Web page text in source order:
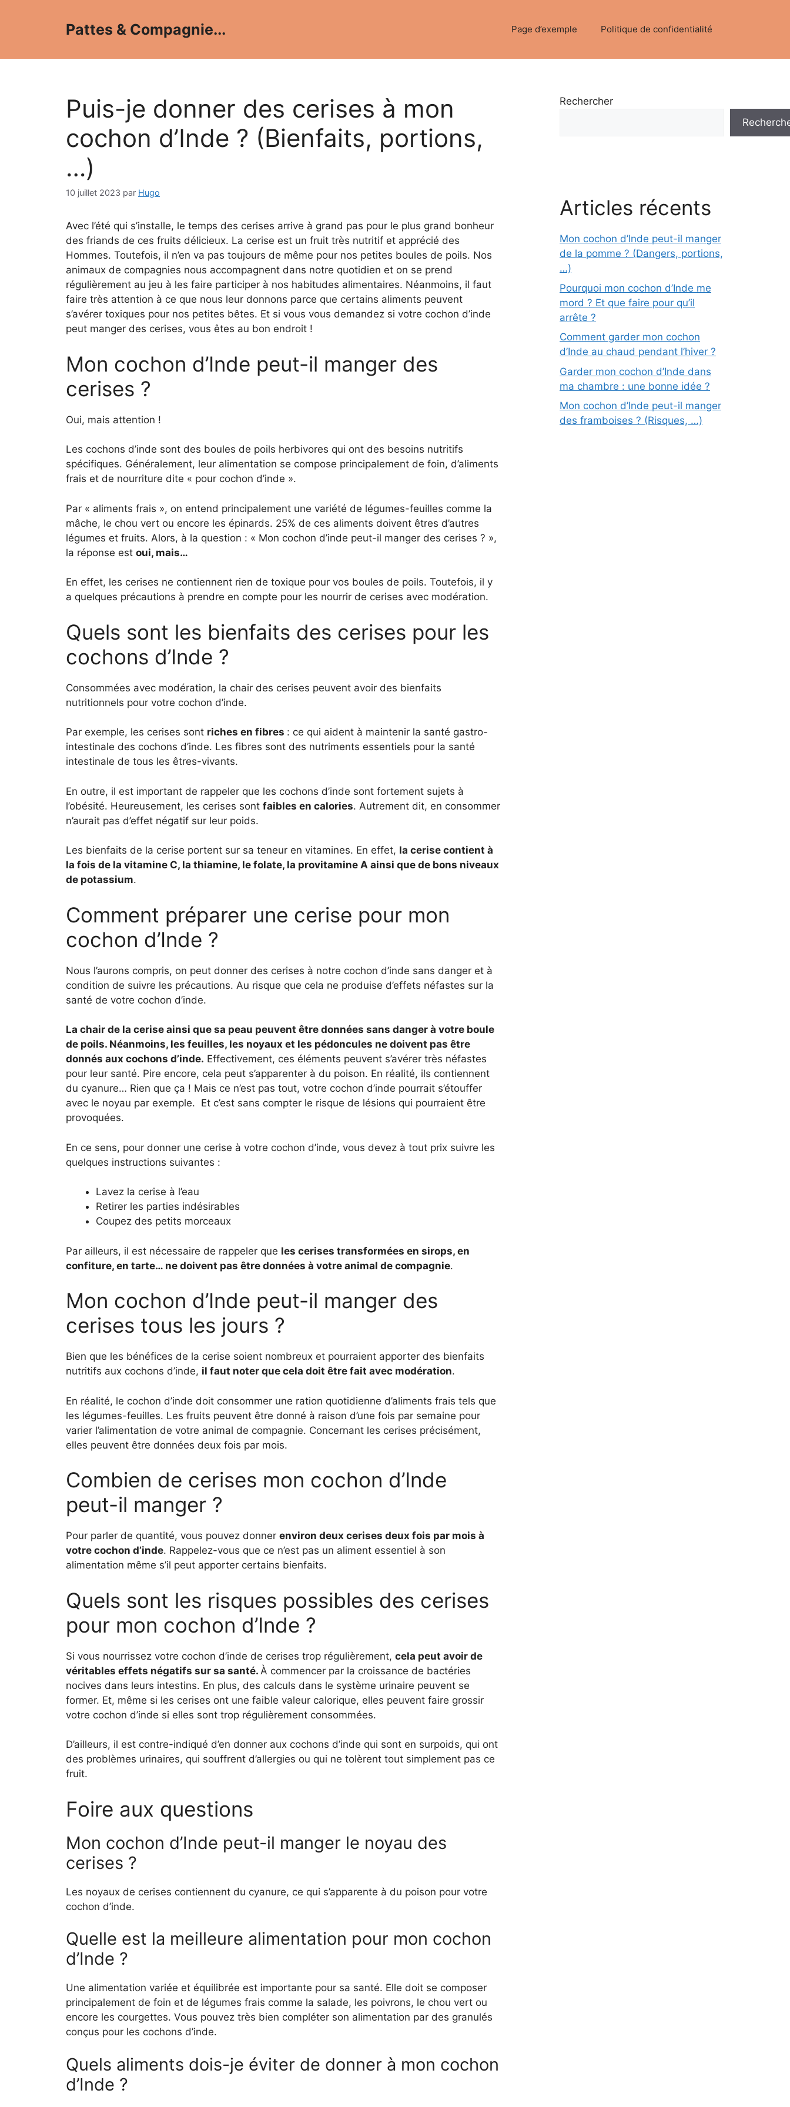
Pattes & Compagnie... Page d’exemple Politique de confidentialité
Puis-je donner des cerises à mon
cochon d’Inde ? (Bienfaits, portions,
…)
10 juillet 2023 par Hugo
Avec l’été qui s’installe, le temps des cerises arrive à grand pas pour le plus grand bonheur
des friands de ces fruits délicieux. La cerise est un fruit très nutritif et apprécié des
Hommes. Toutefois, il n’en va pas toujours de même pour nos petites boules de poils. Nos
animaux de compagnies nous accompagnent dans notre quotidien et on se prend
régulièrement au jeu à les faire participer à nos habitudes alimentaires. Néanmoins, il faut
faire très attention à ce que nous leur donnons parce que certains aliments peuvent
s’avérer toxiques pour nos petites bêtes. Et si vous vous demandez si votre cochon d’inde
peut manger des cerises, vous êtes au bon endroit !
Mon cochon d’Inde peut-il manger des
cerises ?
Oui, mais attention !
Les cochons d’inde sont des boules de poils herbivores qui ont des besoins nutritifs
spécifiques. Généralement, leur alimentation se compose principalement de foin, d’aliments
frais et de nourriture dite « pour cochon d’inde ».
Par « aliments frais », on entend principalement une variété de légumes-feuilles comme la
mâche, le chou vert ou encore les épinards. 25% de ces aliments doivent êtres d’autres
légumes et fruits. Alors, à la question : « Mon cochon d’inde peut-il manger des cerises ? »,
la réponse est oui, mais…
En effet, les cerises ne contiennent rien de toxique pour vos boules de poils. Toutefois, il y
a quelques précautions à prendre en compte pour les nourrir de cerises avec modération.
Quels sont les bienfaits des cerises pour les
cochons d’Inde ?
Consommées avec modération, la chair des cerises peuvent avoir des bienfaits
nutritionnels pour votre cochon d’inde.
Par exemple, les cerises sont riches en fibres : ce qui aident à maintenir la santé gastro-
intestinale des cochons d’inde. Les fibres sont des nutriments essentiels pour la santé
intestinale de tous les êtres-vivants.
En outre, il est important de rappeler que les cochons d’inde sont fortement sujets à
l’obésité. Heureusement, les cerises sont faibles en calories. Autrement dit, en consommer
n’aurait pas d’effet négatif sur leur poids.
Les bienfaits de la cerise portent sur sa teneur en vitamines. En effet, la cerise contient à
la fois de la vitamine C, la thiamine, le folate, la provitamine A ainsi que de bons niveaux
de potassium.
Comment préparer une cerise pour mon
cochon d’Inde ?
Nous l’aurons compris, on peut donner des cerises à notre cochon d’inde sans danger et à
condition de suivre les précautions. Au risque que cela ne produise d’effets néfastes sur la
santé de votre cochon d’inde.
La chair de la cerise ainsi que sa peau peuvent être données sans danger à votre boule
de poils. Néanmoins, les feuilles, les noyaux et les pédoncules ne doivent pas être
donnés aux cochons d’inde. Effectivement, ces éléments peuvent s’avérer très néfastes
pour leur santé. Pire encore, cela peut s’apparenter à du poison. En réalité, ils contiennent
du cyanure… Rien que ça ! Mais ce n’est pas tout, votre cochon d’inde pourrait s’étouffer
avec le noyau par exemple. Et c’est sans compter le risque de lésions qui pourraient être
provoquées.
En ce sens, pour donner une cerise à votre cochon d’inde, vous devez à tout prix suivre les
quelques instructions suivantes :
Lavez la cerise à l’eau
Retirer les parties indésirables
Coupez des petits morceaux
Par ailleurs, il est nécessaire de rappeler que les cerises transformées en sirops, en
confiture, en tarte… ne doivent pas être données à votre animal de compagnie.
Mon cochon d’Inde peut-il manger des
cerises tous les jours ?
Bien que les bénéfices de la cerise soient nombreux et pourraient apporter des bienfaits
nutritifs aux cochons d’inde, il faut noter que cela doit être fait avec modération.
En réalité, le cochon d’inde doit consommer une ration quotidienne d’aliments frais tels que
les légumes-feuilles. Les fruits peuvent être donné à raison d’une fois par semaine pour
varier l’alimentation de votre animal de compagnie. Concernant les cerises précisément,
elles peuvent être données deux fois par mois.
Combien de cerises mon cochon d’Inde
peut-il manger ?
Pour parler de quantité, vous pouvez donner environ deux cerises deux fois par mois à
votre cochon d’inde. Rappelez-vous que ce n’est pas un aliment essentiel à son
alimentation même s’il peut apporter certains bienfaits.
Quels sont les risques possibles des cerises
pour mon cochon d’Inde ?
Si vous nourrissez votre cochon d’inde de cerises trop régulièrement, cela peut avoir de
véritables effets négatifs sur sa santé. À commencer par la croissance de bactéries
nocives dans leurs intestins. En plus, des calculs dans le système urinaire peuvent se
former. Et, même si les cerises ont une faible valeur calorique, elles peuvent faire grossir
votre cochon d’inde si elles sont trop régulièrement consommées.
D’ailleurs, il est contre-indiqué d’en donner aux cochons d’inde qui sont en surpoids, qui ont
des problèmes urinaires, qui souffrent d’allergies ou qui ne tolèrent tout simplement pas ce
fruit.
Foire aux questions
Mon cochon d’Inde peut-il manger le noyau des
cerises ?
Les noyaux de cerises contiennent du cyanure, ce qui s’apparente à du poison pour votre
cochon d’inde.
Quelle est la meilleure alimentation pour mon cochon
d’Inde ?
Une alimentation variée et équilibrée est importante pour sa santé. Elle doit se composer
principalement de foin et de légumes frais comme la salade, les poivrons, le chou vert ou
encore les courgettes. Vous pouvez très bien compléter son alimentation par des granulés
conçus pour les cochons d’inde.
Quels aliments dois-je éviter de donner à mon cochon
d’Inde ?
Rechercher
Articles récents
Mon cochon d’Inde peut-il manger
de la pomme ? (Dangers, portions,
…)
Pourquoi mon cochon d’Inde me
mord ? Et que faire pour qu’il
arrête ?
Comment garder mon cochon
d’Inde au chaud pendant l’hiver ?
Garder mon cochon d’Inde dans
ma chambre : une bonne idée ?
Mon cochon d’Inde peut-il manger
des framboises ? (Risques, …)